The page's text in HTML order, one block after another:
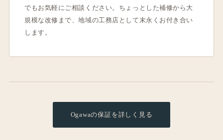
でもお気軽にご相談ください。ちょっとした補修から大
規模な改修まで、地域の工務店として末永くお付き合い
します。
Ogawaの保証を詳しく見る